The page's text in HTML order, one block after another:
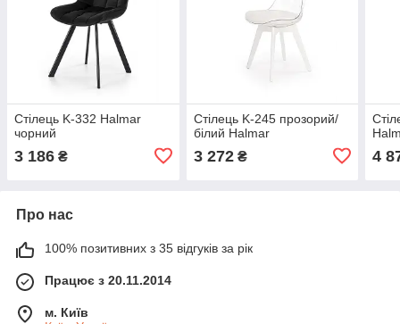
Стілець K-332 Halmar
чорний
3 186 ₴
Стілець K-245 прозорий/
білий Halmar
3 272₴ 4
Про нас
100% позитивних з 35 відгуків за рік
Працює з 20.11.2014
м. Київ